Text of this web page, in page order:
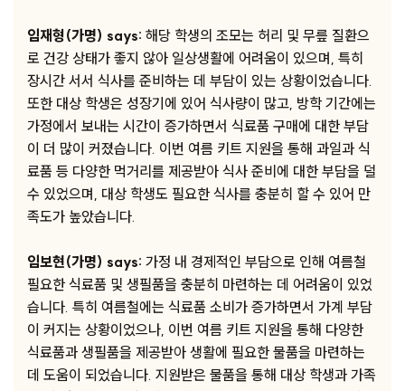
임재형(가명) says: 해당 학생의 조모는 허리 및 무릎 질환으
로 건강 상태가 좋지 않아 일상생활에 어려움이 있으며, 특히
장시간 서서 식사를 준비하는 데 부담이 있는 상황이었습니다.
또한 대상 학생은 성장기에 있어 식사량이 많고, 방학 기간에는
가정에서 보내는 시간이 증가하면서 식료품 구매에 대한 부담
이 더 많이 커졌습니다. 이번 여름 키트 지원을 통해 과일과 식
료품 등 다양한 먹거리를 제공받아 식사 준비에 대한 부담을 덜
수 있었으며, 대상 학생도 필요한 식사를 충분히 할 수 있어 만
족도가 높았습니다.
임보현(가명) says: 가정 내 경제적인 부담으로 인해 여름철
필요한 식료품 및 생필품을 충분히 마련하는 데 어려움이 있었
습니다. 특히 여름철에는 식료품 소비가 증가하면서 가계 부담
이 커지는 상황이었으나, 이번 여름 키트 지원을 통해 다양한
식료품과 생필품을 제공받아 생활에 필요한 물품을 마련하는
데 도움이 되었습니다. 지원받은 물품을 통해 대상 학생과 가족